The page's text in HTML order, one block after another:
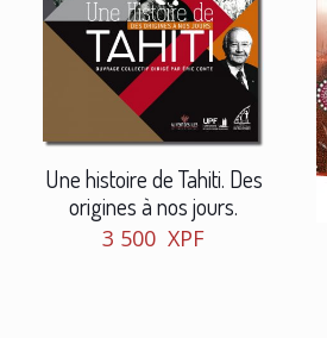
Une histoire de Tahiti. Des
origines à nos jours.
3 500 XPF